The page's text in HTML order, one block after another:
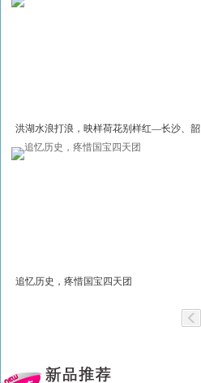
洪湖水浪打浪，映样荷花别样红—长沙、韶
山、武汉高铁四天团
追忆历史，疼惜国宝四天团